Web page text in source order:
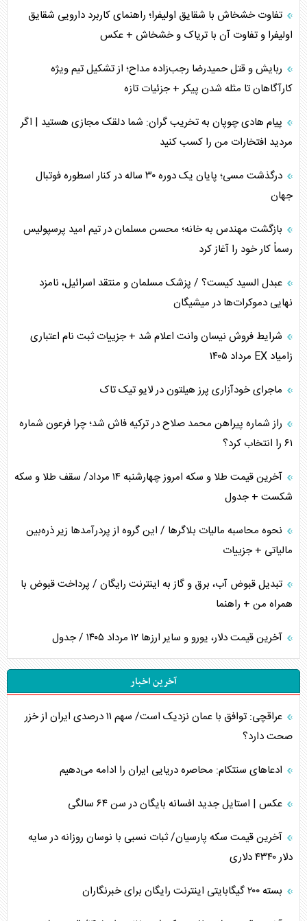
تفاوت خشخاش با شقایق اولیفرا؛ راهنمای کاربرد دارویی شقایق
اولیفرا و تفاوت آن با تریاک و خشخاش + عکس
ربایش و قتل حمیدرضا رجب‌زاده مداح؛ از تشکیل تیم ویژه
کارآگاهان تا مثله شدن پیکر + جزئیات تازه
پیام هادی چوپان به تخریب گران: شما دلقک مجازی هستید | اگر
مردید افتخارات من را کسب کنید
درگذشت مسی؛ پایان یک دوره ۳۰ ساله در کنار اسطوره فوتبال
جهان
بازگشت مهندس به خانه؛ محسن مسلمان در تیم امید پرسپولیس
رسماً کار خود را آغاز کرد
عبدل السید کیست؟ / پزشک مسلمان و منتقد اسرائیل، نامزد
نهایی دموکرات‌ها در میشیگان
شرایط فروش نیسان وانت اعلام شد + جزییات ثبت نام اعتباری
زامیاد EX مرداد ۱۴۰۵
ماجرای خودآزاری پرز هیلتون در لایو تیک تاک
راز شماره پیراهن محمد صلاح در ترکیه فاش شد؛ چرا فرعون شماره
۶۱ را انتخاب کرد؟
آخرین قیمت طلا و سکه امروز چهارشنبه ۱۴ مرداد/ سقف طلا و سکه
شکست + جدول
نحوه محاسبه مالیات بلاگر‌ها / این گروه از پردرآمد‌ها زیر ذره‌بین
مالیاتی + جزییات
تبدیل قبوض آب، برق و گاز به اینترنت رایگان / پرداخت قبوض با
همراه من + راهنما
آخرین قیمت دلار، یورو و سایر ارز‌ها ۱۲ مرداد ۱۴۰۵ / جدول
آخرین اخبار
عراقچی: توافق با عمان نزدیک است/ سهم ۱۱ درصدی ایران از خزر
صحت دارد؟
ادعا‌های سنتکام: محاصره دریایی ایران را ادامه می‌دهیم
عکس | استایل جدید افسانه بایگان در سن ۶۴ سالگی
آخرین قیمت سکه پارسیان/ ثبات نسبی با نوسان روزانه در سایه
دلار ۴۳۴۰ دلاری
بسته ۲۰۰ گیگابایتی اینترنت رایگان برای خبرنگاران